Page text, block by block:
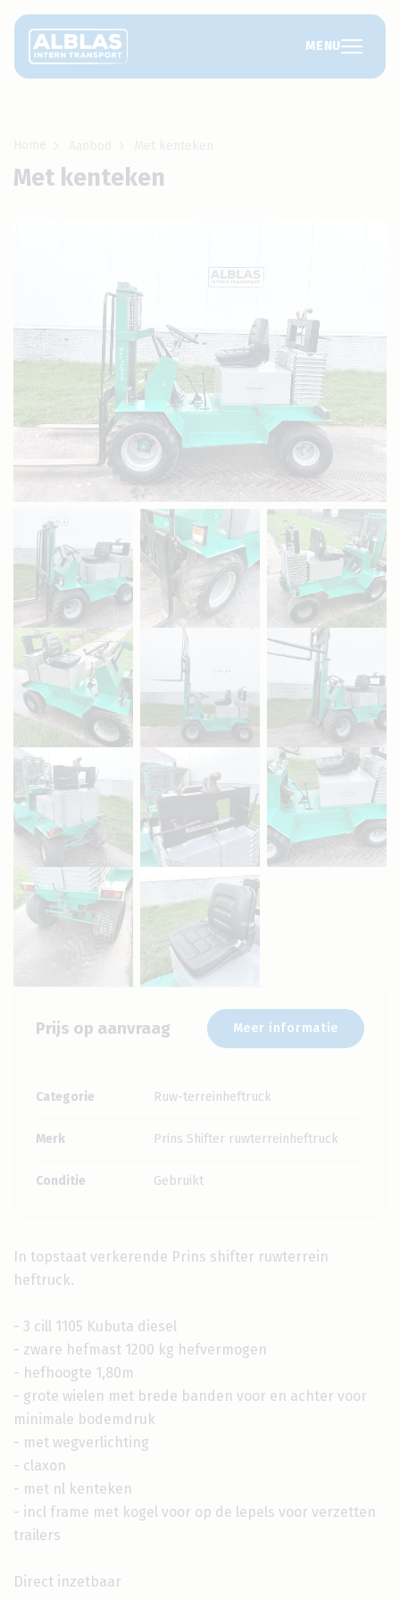
MENU
Met kenteken
Prijs op aanvraag Meer informatie
Categorie Ruw-terreinheftruck
Merk Prins Shifter ruwterreinheftruck
Conditie Gebruikt
In topstaat verkerende Prins shifter ruwterrein
heftruck.
- 3 cill 1105 Kubuta diesel
- zware hefmast 1200 kg hefvermogen
- hefhoogte 1,80m
- grote wielen met brede banden voor en achter voor
minimale bodemdruk
- met wegverlichting
- claxon
- met nl kenteken
- incl frame met kogel voor op de lepels voor verzetten
trailers
Direct inzetbaar